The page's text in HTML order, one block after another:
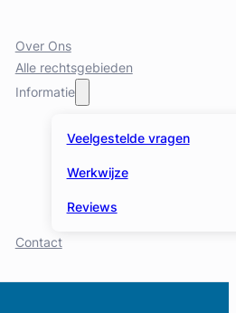
Over Ons
Alle rechtsgebieden
Informatie
Veelgestelde vragen
Werkwijze
Reviews
Contact